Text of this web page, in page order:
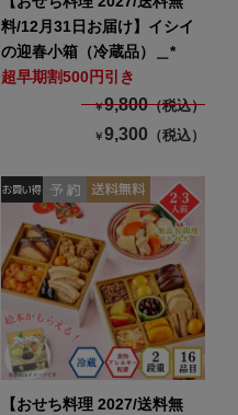
料/12月31日お届け】イシイ
の迎春小箱（冷蔵品）＿*
超早期割500円引き
￥9,800（税込）
￥9,300 （税込）
【おせち料理 2027/送料無